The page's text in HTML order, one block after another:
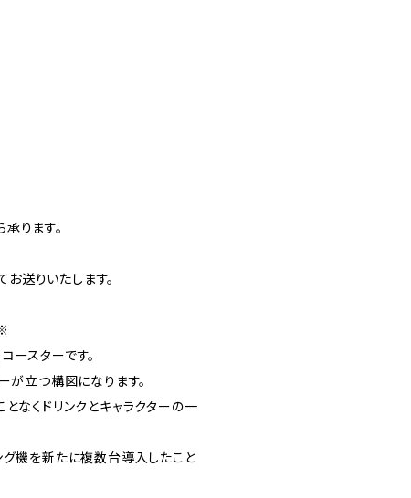
ります。
送りいたします。
ースターです。
が立つ構図になります。
なくドリンクとキャラクターの一
グ機を新たに複数台導入したこと